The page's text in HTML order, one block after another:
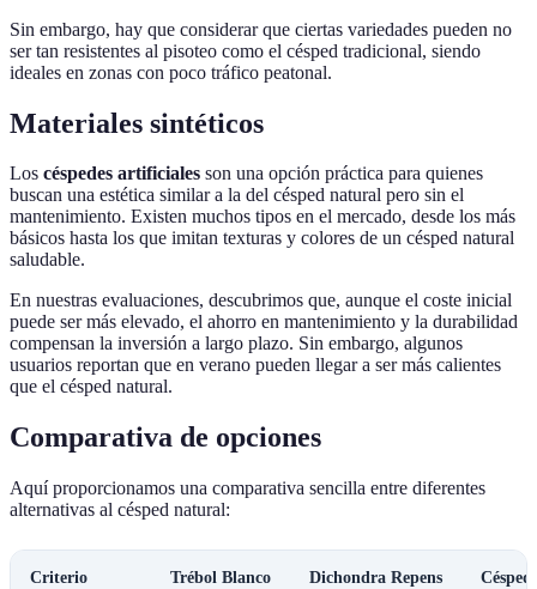
Sin embargo, hay que considerar que ciertas variedades pueden no
ser tan resistentes al pisoteo como el césped tradicional, siendo
ideales en zonas con poco tráfico peatonal.
Materiales sintéticos
Los céspedes artificiales son una opción práctica para quienes
buscan una estética similar a la del césped natural pero sin el
mantenimiento. Existen muchos tipos en el mercado, desde los más
básicos hasta los que imitan texturas y colores de un césped natural
saludable.
En nuestras evaluaciones, descubrimos que, aunque el coste inicial
puede ser más elevado, el ahorro en mantenimiento y la durabilidad
compensan la inversión a largo plazo. Sin embargo, algunos
usuarios reportan que en verano pueden llegar a ser más calientes
que el césped natural.
Comparativa de opciones
Aquí proporcionamos una comparativa sencilla entre diferentes
alternativas al césped natural:
Criterio Trébol Blanco Dichondra Repens